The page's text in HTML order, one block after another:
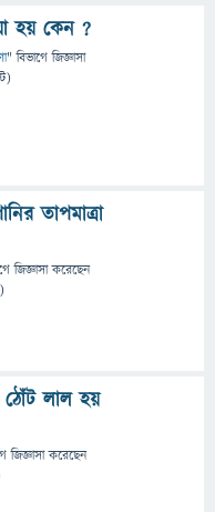
হয় কেন ?
" বিভাগে জিজ্ঞাসা
তাপমাত্রা
জিজ্ঞাসাকরেছেন
ঠোঁট লাল হয়
জিজ্ঞাসাকরেছেন